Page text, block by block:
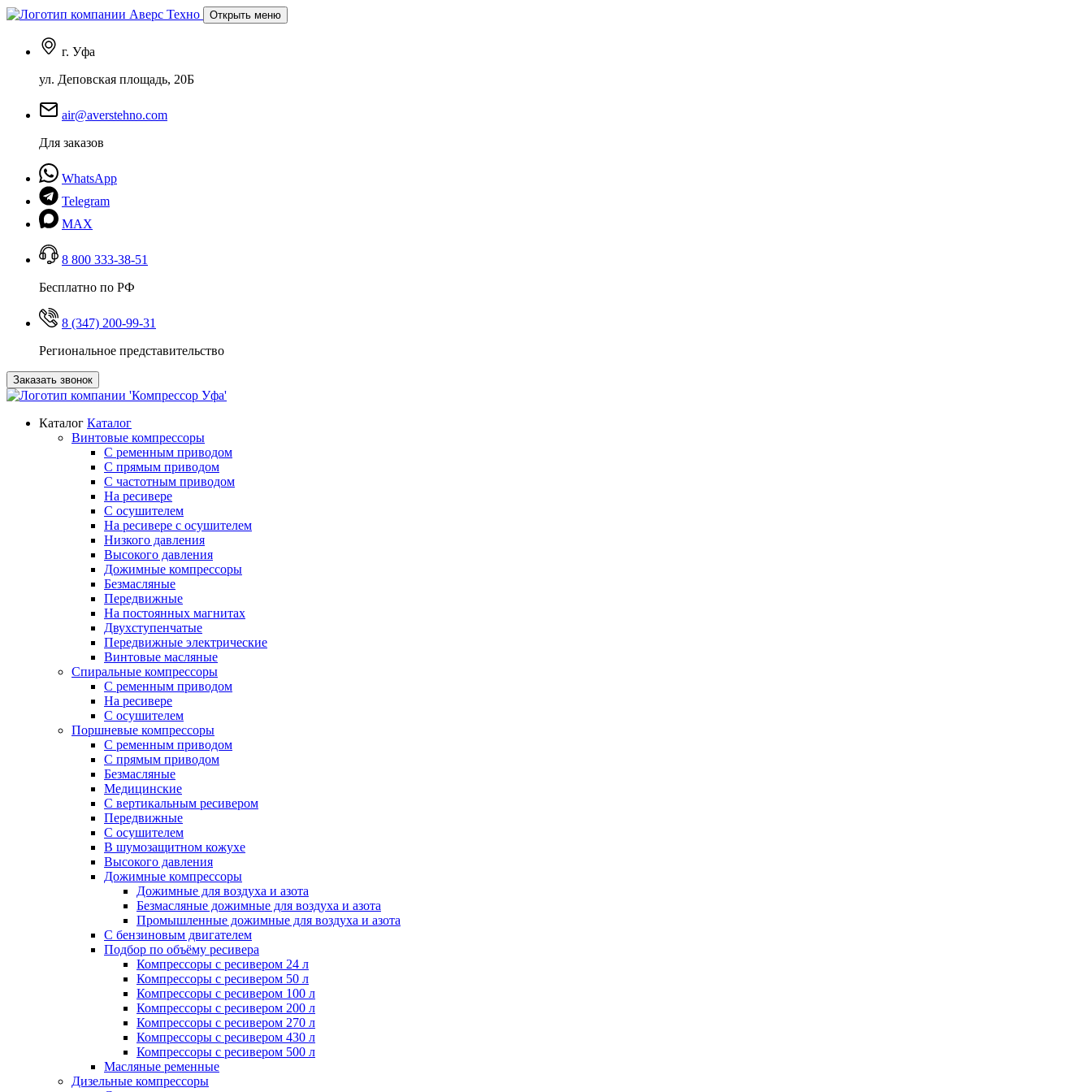
Открыть меню
г. Уфа
ул. Деповская площадь, 20Б
air@averstehno.com
Для заказов
WhatsApp
Telegram
MAX
8 800 333-38-51
Бесплатно по РФ
8 (347) 200-99-31
Региональное представительство
Заказать звонок
Каталог Каталог
Винтовые компрессоры
С ременным приводом
С прямым приводом
С частотным приводом
На ресивере
С осушителем
На ресивере с осушителем
Низкого давления
Высокого давления
Дожимные компрессоры
Безмасляные
Передвижные
На постоянных магнитах
Двухступенчатые
Передвижные электрические
Винтовые масляные
Спиральные компрессоры
С ременным приводом
На ресивере
С осушителем
Поршневые компрессоры
С ременным приводом
С прямым приводом
Безмасляные
Медицинские
С вертикальным ресивером
Передвижные
С осушителем
В шумозащитном кожухе
Высокого давления
Дожимные компрессоры
Дожимные для воздуха и азота
Безмасляные дожимные для воздуха и азота
Промышленные дожимные для воздуха и азота
С бензиновым двигателем
Подбор по объёму ресивера
Компрессоры с ресивером 24 л
Компрессоры с ресивером 50 л
Компрессоры с ресивером 100 л
Компрессоры с ресивером 200 л
Компрессоры с ресивером 270 л
Компрессоры с ресивером 430 л
Компрессоры с ресивером 500 л
Масляные ременные
Дизельные компрессоры